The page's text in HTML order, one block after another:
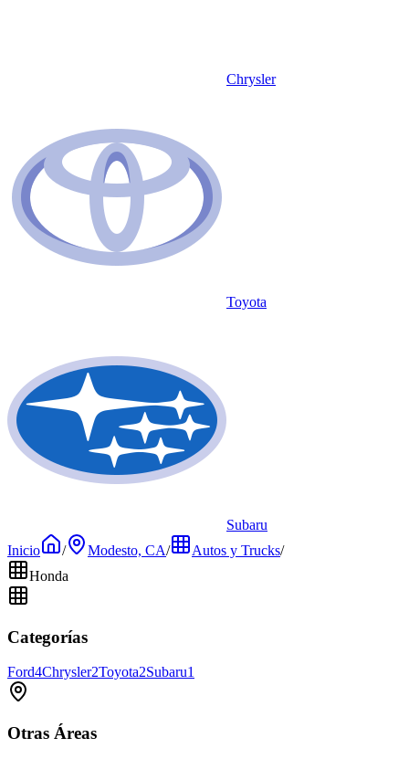
Chrysler
Toyota
Subaru
Inicio
/ Modesto, CA/ Autos y Trucks/
Honda
Categorías
Ford4Chrysler2Toyota2Subaru1
Otras Áreas